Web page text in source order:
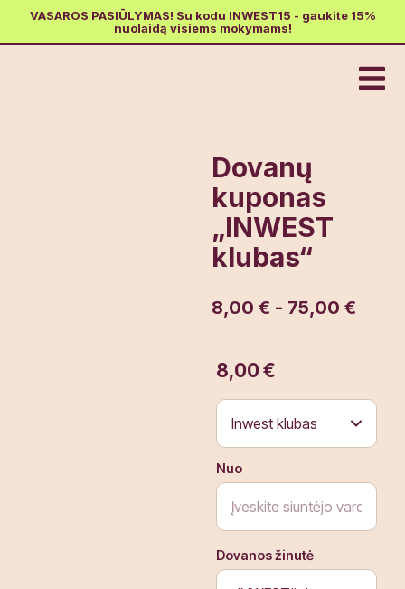
VASAROS PASIŪLYMAS! Su kodu INWEST15 - gaukite 15%
nuolaidą visiems mokymams!
Dovanų
kuponas
„INWEST
klubas“
8,00 € - 75,00 €
8,00€
Nuo
Dovanos žinutė